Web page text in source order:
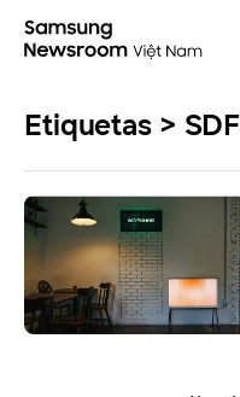
Etiquetas > SDF